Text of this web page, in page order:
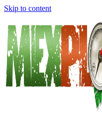
Skip to content